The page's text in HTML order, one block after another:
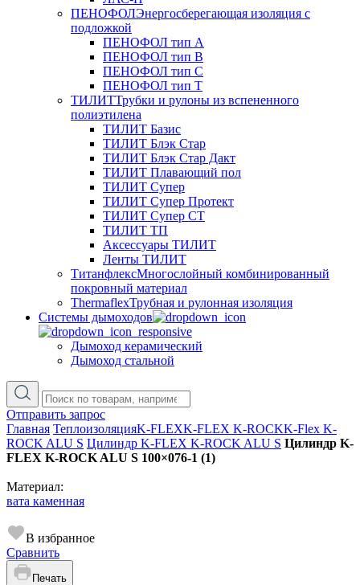
ПЕНОФОЛЭнергосберегающая изоляция с
подложкой
ПЕНОФОЛ тип А
ПЕНОФОЛ тип B
ПЕНОФОЛ тип C
ПЕНОФОЛ тип T
ТИЛИТТрубки и рулоны из вспененного
полиэтилена
ТИЛИТ Базис
ТИЛИТ Блэк Стар
ТИЛИТ Блэк Стар Дакт
ТИЛИТ Плавающий пол
ТИЛИТ Супер
ТИЛИТ Супер Протект
ТИЛИТ Супер СТ
ТИЛИТ ТП
Аксессуары ТИЛИТ
Ленты ТИЛИТ
ТитанфлексМногослойный комбинированный
покровный материал
ThermaflexТрубная и рулонная изоляция
Cистемы дымоходов
Дымоход керамический
Дымоход стальной
Отправить запрос
Главная ТеплоизоляцияK-FLEXK-FLEX K-ROCKK-Flex K-
ROCK ALU S Цилиндр K-FLEX K-ROCK ALU S Цилиндр K-
FLEX K-ROCK ALU S 100×076-1 (1)
Материал:
вата каменная
В избранное
Сравнить
Печать